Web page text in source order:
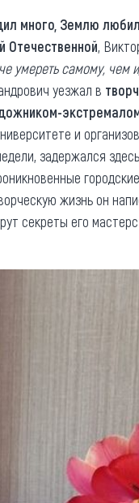
много, Землю
Отечественной,
умереть самому, чем
уезжал в
и
задержался
жизнь он
секреты его